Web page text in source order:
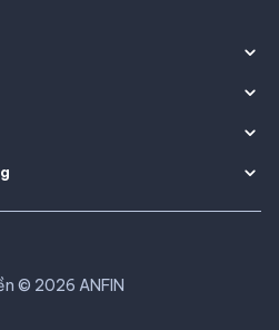
© 2026 ANFIN